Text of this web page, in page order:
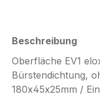
Beschreibung
Oberfläche EV1
Bürstendichtung,
180x45x25mm /